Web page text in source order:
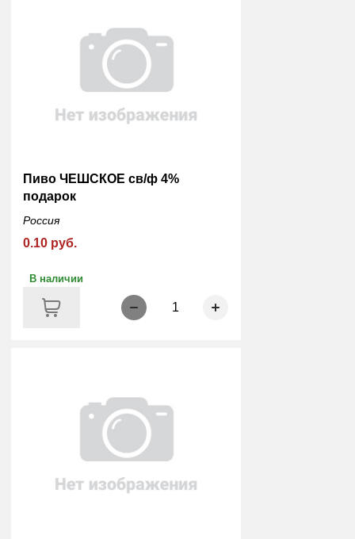
Пиво ЧЕШСКОЕ св/ф 4%
подарок
Россия
0.10 руб.
В наличии
1